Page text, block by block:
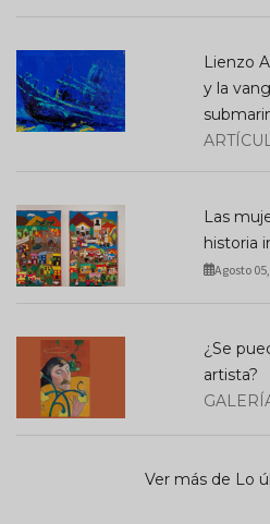
Lienzo
y la
Las
historia
Agosto
¿Se
artista?
Ver más de Lo